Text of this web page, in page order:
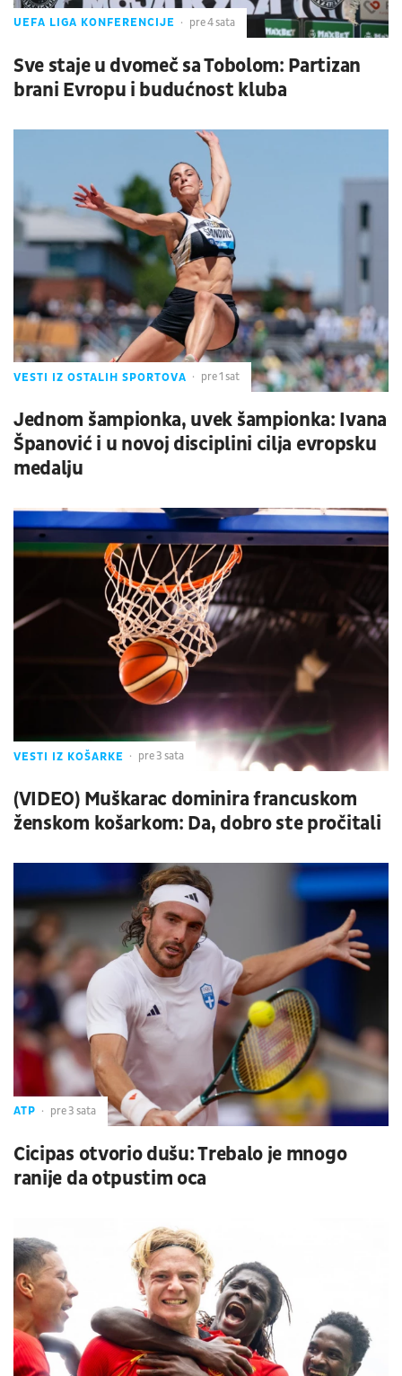
UEFA LIGA KONFERENCIJE pre 4 sata
Sve staje u dvomeč sa Tobolom: Partizan
brani Evropu i budućnost kluba
VESTI IZ OSTALIH SPORTOVA pre 1 sat
Jednom šampionka, uvek šampionka: Ivana
Španović i u novoj disciplini cilja evropsku
medalju
VESTI IZ KOŠARKE pre 3 sata
(VIDEO) Muškarac dominira francuskom
ženskom košarkom: Da, dobro ste pročitali
ATP pre 3 sata
Cicipas otvorio dušu: Trebalo je mnogo
ranije da otpustim oca